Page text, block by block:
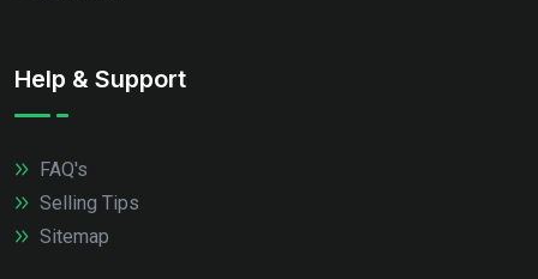
Help & Support
FAQ's
Selling Tips
Sitemap